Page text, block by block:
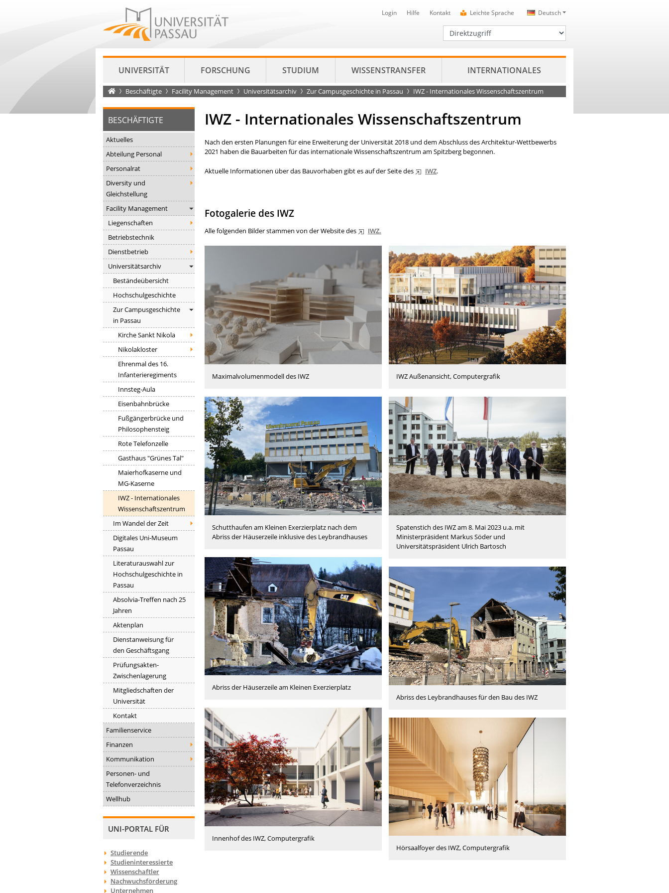
Deutsch
Login Hilfe Kontakt Leichte Sprache
Direktzugriff
UNIVERSITÄT FORSCHUNG STUDIUM WISSENSTRANSFER INTERNATIONALES
Startseite
Beschäftigte Facility Management Universitätsarchiv Zur Campusgeschichte in Passau IWZ - Internationales Wissenschaftszentrum
BESCHÄFTIGTE
Aktuelles
Abteilung Personal
Personalrat
Diversity und
Gleichstellung
Facility Management
Liegenschaften
Betriebstechnik
Dienstbetrieb
Universitätsarchiv
Beständeübersicht
Hochschulgeschichte
Zur Campusgeschichte
in Passau
Kirche Sankt Nikola
Nikolakloster
Ehrenmal des 16.
Infanterieregiments
Innsteg-Aula
Eisenbahnbrücke
Fußgängerbrücke und
Philosophensteig
Rote Telefonzelle
Gasthaus "Grünes Tal"
Maierhofkaserne und
MG-Kaserne
IWZ - Internationales
Wissenschaftszentrum
Im Wandel der Zeit
Digitales Uni-Museum
Passau
Literaturauswahl zur
Hochschulgeschichte in
Passau
Absolvia-Treffen nach 25
Jahren
Aktenplan
Dienstanweisung für
den Geschäftsgang
Prüfungsakten-
Zwischenlagerung
Mitgliedschaften der
Universität
Kontakt
Familienservice
Finanzen
Kommunikation
Personen- und
Telefonverzeichnis
Wellhub
UNI-PORTAL FÜR
Studierende
Studieninteressierte
Wissenschaftler
Nachwuchsförderung
Unternehmen
IWZ - Internationales Wissenschaftszentrum
Nach den ersten Planungen für eine Erweiterung der Universität 2018 und dem Abschluss des Architektur-Wettbewerbs
2021 haben die Bauarbeiten für das internationale Wissenschaftszentrum am Spitzberg begonnen.
Aktuelle Informationen über das Bauvorhaben gibt es auf der Seite des IWZ.
Fotogalerie des IWZ
Alle folgenden Bilder stammen von der Website des IWZ.
Maximalvolumenmodell des IWZ
Schutthaufen am Kleinen Exerzierplatz nach dem
Abriss der Häuserzeile inklusive des Leybrandhauses
Abriss der Häuserzeile am Kleinen Exerzierplatz
Innenhof des IWZ, Computergrafik
IWZ Außenansicht, Computergrafik
Spatenstich des IWZ am 8. Mai 2023 u.a. mit
Ministerpräsident Markus Söder und
Universitätspräsident Ulrich Bartosch
Abriss des Leybrandhauses für den Bau des IWZ
Hörsaalfoyer des IWZ, Computergrafik